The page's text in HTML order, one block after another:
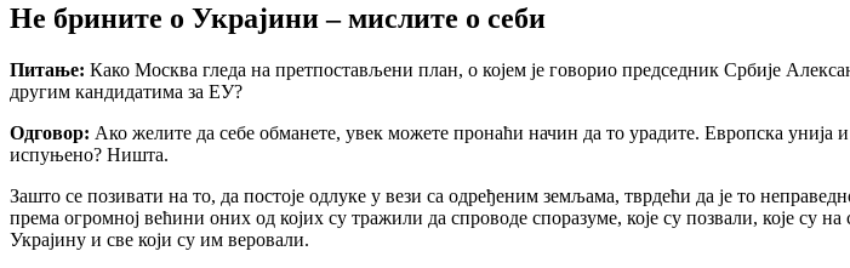
Не брините о Украјини – мислите о себи
Питање: Како Москва гледа на претпостављени план, о којем је говорио председник Србије
другим кандидатима за ЕУ?
Одговор: Ако желите да себе обманете, увек можете пронаћи начин да то урадите. Европска
испуњено? Ништа.
Зашто се позивати на то, да постоје одлуке у вези са одређеним земљама, тврдећи да је то
према огромној већини оних од којих су тражили да спроводе споразуме, које су позвали, које
Украјину и све који су им веровали.